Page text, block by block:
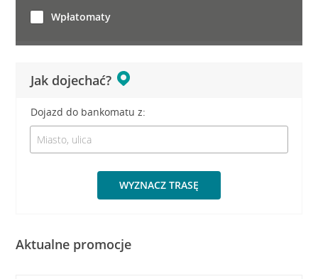
Jak dojechać?
Dojazd do bankomatu z:
WYZNACZ TRASĘ
Wpłatomaty
Aktualne promocje